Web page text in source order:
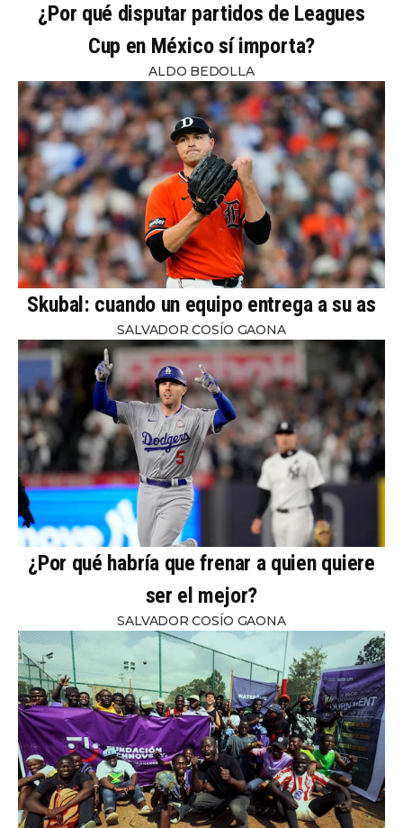
¿Por qué disputar partidos de Leagues
Cup en México sí importa?
ALDO BEDOLLA
Skubal: cuando un equipo entrega a su as
SALVADOR COSÍO GAONA
¿Por qué habría que frenar a quien quiere
ser el mejor?
SALVADOR COSÍO GAONA